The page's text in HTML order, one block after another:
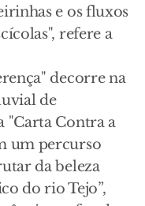
e os fluxos
refere a
decorre na
de
"Carta Contra a
um percurso
da beleza
do rio Tejo”,